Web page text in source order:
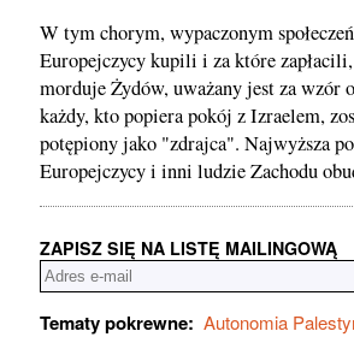
W tym chorym, wypaczonym
Europejczycy kupili i za które
morduje Żydów, uważany jest za wzór
każdy, kto popiera pokój z Izraelem,
potępiony jako "zdrajca". Najwyższa
Europejczycy i inni ludzie Zachodu
ZAPISZ SIĘ NA LISTĘ MAILINGOWĄ
Tematy pokrewne: Autonomia